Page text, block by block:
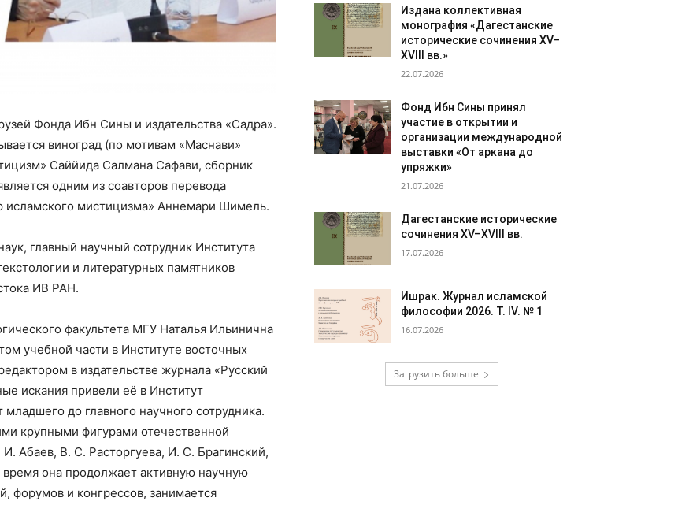
Фонда Ибн Сины и издательства «Садра».
виноград (по мотивам «Маснави»
Саййида Салмана Сафави, сборник
одним из соавторов перевода
исламского мистицизма» Аннемари Шимель.
главный научный сотрудник Института
и литературных памятников
ИВ РАН.
факультета МГУ Наталья Ильинична
учебной части в Институте восточных
в издательстве журнала «Русский
искания привели её в Институт
до главного научного сотрудника.
крупными фигурами отечественной
Абаев, В. С. Расторгуева, И. С. Брагинский,
она продолжает активную научную
форумов и конгрессов, занимается
Издана коллективная
монография «Дагестанские
исторические сочинения XV–
XVIII вв.»
22.07.2026
Фонд Ибн Сины принял
участие в открытии и
организации международной
выставки «От аркана до
упряжки»
21.07.2026
Дагестанские исторические
сочинения XV–XVIII вв.
17.07.2026
Ишрак. Журнал исламской
философии 2026. Т. IV. № 1
16.07.2026
Загрузить больше